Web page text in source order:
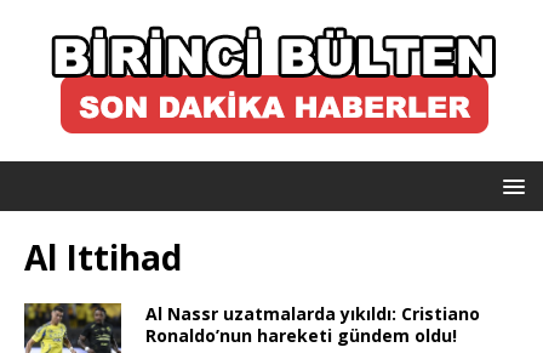
Al Ittihad
Al Nassr uzatmalarda yıkıldı: Cristiano
Ronaldo’nun hareketi gündem oldu!